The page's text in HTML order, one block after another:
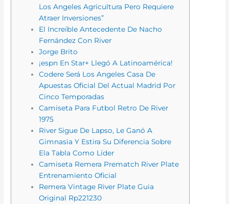
Los Angeles Agricultura Pero Requiere
Atraer Inversiones”
El Increíble Antecedente De Nacho
Fernández Con River
Jorge Brito
¡espn En Star+ Llegó A Latinoamérica!
Codere Será Los Angeles Casa De
Apuestas Oficial Del Actual Madrid Por
Cinco Temporadas
Camiseta Para Futbol Retro De River
1975
River Sigue De Lapso, Le Ganó A
Gimnasia Y Estira Su Diferencia Sobre
Ela Tabla Como Líder
Camiseta Remera Prematch River Plate
Entrenamiento Oficial
Remera Vintage River Plate Guia
Original Rp221230